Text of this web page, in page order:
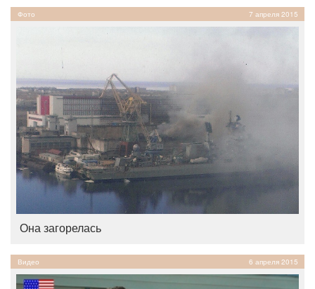
Фото 7 апреля 2015
Она загорелась
Видео 6 апреля 2015